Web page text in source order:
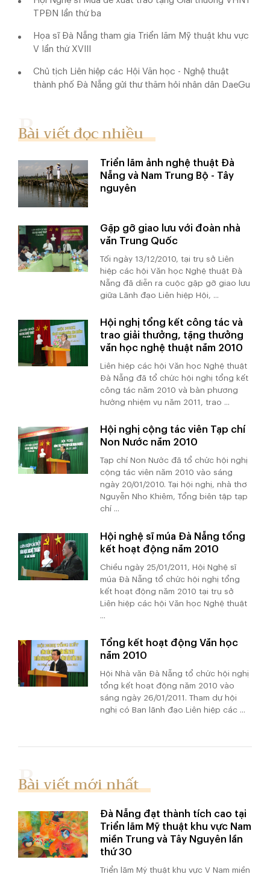
TPĐN lần thứ ba
Họa sĩ Đà Nẵng tham gia Triển lãm Mỹ thuật khu vực
V lần thứ XVIII
Chủ tịch Liên hiệp các Hội Văn học - Nghệ thuật
thành phố Đà Nẵng gửi thư thăm hỏi nhân dân DaeGu
Bài viết đọc nhiều
Triển lãm ảnh nghệ thuật Đà
Nẵng và Nam Trung Bộ - Tây
nguyên
Gặp gỡ giao lưu với đoàn nhà
văn Trung Quốc
Tối ngày 13/12/2010, tại trụ sở Liên
hiệp các hội Văn học Nghệ thuật Đà
Nẵng đã diễn ra cuộc gặp gỡ giao lưu
giữa Lãnh đạo Liên hiệp Hội, ...
Hội nghị tổng kết công tác và
trao giải thưởng, tặng thưởng
văn học nghệ thuật năm 2010
Liên hiệp các hội Văn học Nghệ thuật
Đà Nẵng đã tổ chức hội nghị tổng kết
công tác năm 2010 và bàn phương
hướng nhiệm vụ năm 2011, trao ...
Hội nghị cộng tác viên Tạp chí
Non Nước năm 2010
Tạp chí Non Nước đã tổ chức hội nghị
cộng tác viên năm 2010 vào sáng
ngày 20/01/2010. Tại hội nghị, nhà thơ
Nguyễn Nho Khiêm, Tổng biên tập tạp
chí ...
Hội nghệ sĩ múa Đà Nẵng tổng
kết hoạt động năm 2010
Chiều ngày 25/01/2011, Hội Nghệ sĩ
múa Đà Nẵng tổ chức hội nghị tổng
kết hoạt động năm 2010 tại trụ sở
Liên hiệp các hội Văn học Nghệ thuật
Tổng kết hoạt động Văn học
năm 2010
Hội Nhà văn Đà Nẵng tổ chức hội nghị
tổng kết hoạt động năm 2010 vào
sáng ngày 26/01/2011. Tham dự hội
nghị có Ban lãnh đạo Liên hiệp các ...
Bài viết mới nhất
Đà Nẵng đạt thành tích cao tại
Triển lãm Mỹ thuật khu vực Nam
miền Trung và Tây Nguyên lần
thứ 30
Triển lãm Mỹ thuật khu vực V Nam miền